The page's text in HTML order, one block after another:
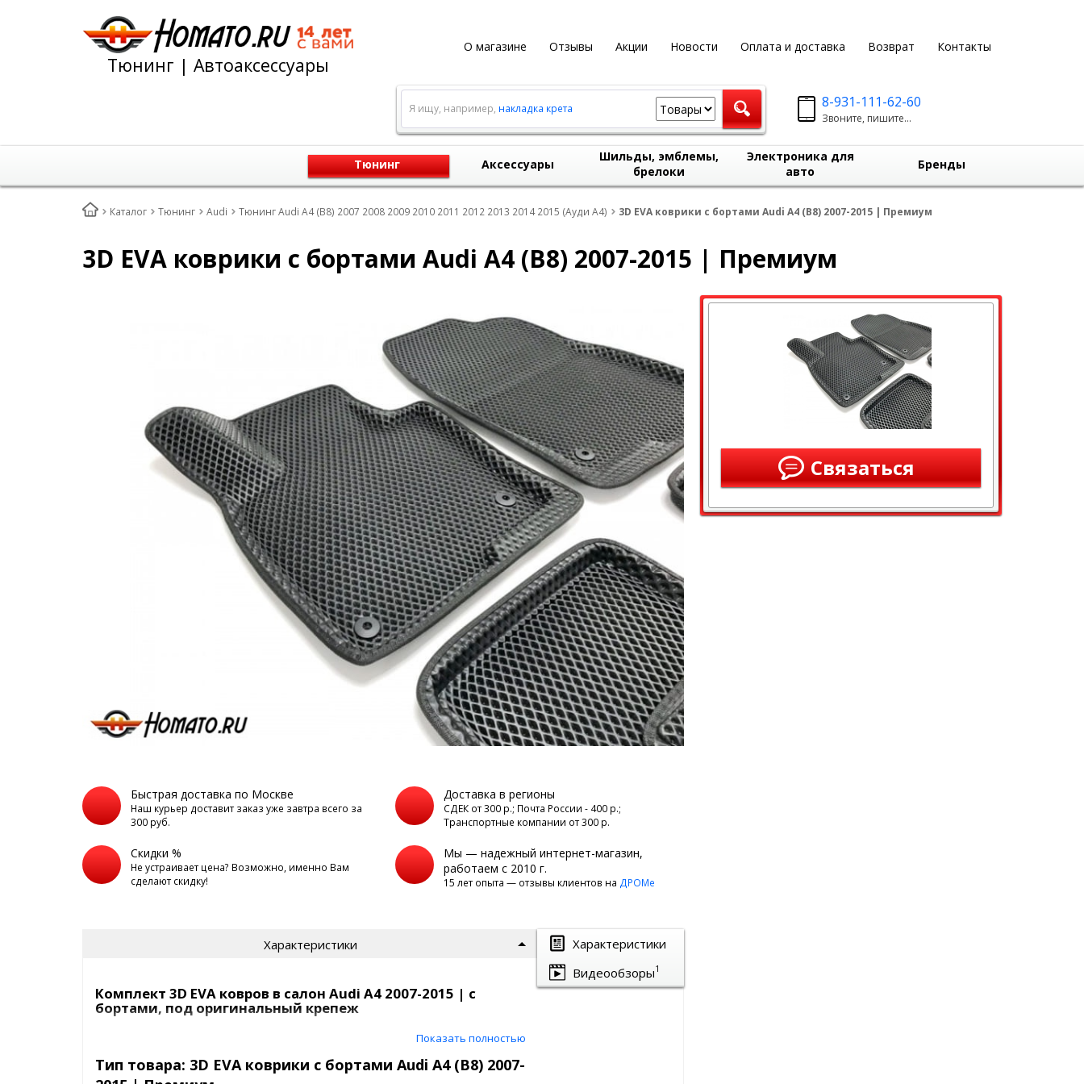
О магазине Отзывы Акции Новости Оплата и доставка Возврат Контакты
Тюнинг | Автоаксессуары
8-931-111-62-60
Звоните, пишите...
Я ищу, например, накладка крета
Тюнинг Аксессуары
Шильды, эмблемы,
брелоки
Электроника для
авто
Бренды
Каталог Тюнинг Audi Тюнинг Audi A4 (B8) 2007 2008 2009 2010 2011 2012 2013 2014 2015 (Ауди А4) 3D EVA коврики с бортами Audi A4 (B8) 2007-2015 | Премиум
3D EVA коврики с бортами Audi A4 (B8) 2007-2015 | Премиум
Связаться
Быстрая доставка по Москве
Наш курьер доставит заказ уже завтра всего за
300 руб.
Доставка в регионы
СДЕК от 300 р.; Почта России - 400 р.;
Транспортные компании от 300 р.
Скидки %
Не устраивает цена? Возможно, именно Вам
сделают скидку!
Мы — надежный интернет-магазин,
работаем с 2010 г.
15 лет опыта — отзывы клиентов на ДРОМе
Характеристики
Видеообзоры1
Характеристики
Комплект 3D EVA ковров в салон Audi A4 2007-2015 | с
бортами, под оригинальный крепеж
3D EVA коврики в машину с высокими бортиками |
Seintex
Показать полностью
Тип товара: 3D EVA коврики с бортами Audi A4 (B8) 2007-